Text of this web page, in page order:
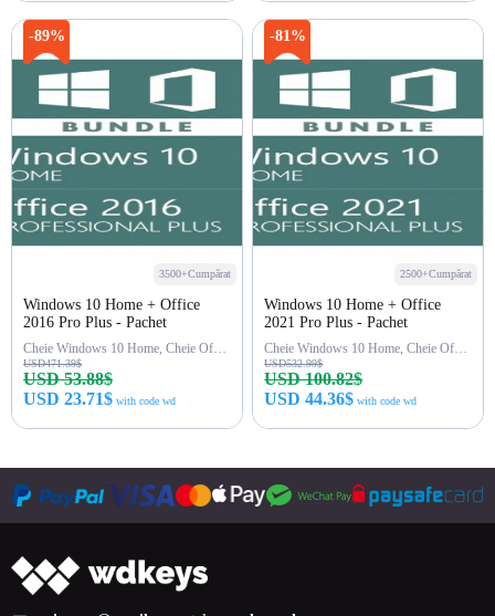
-89%
3500+Cumpărat
Windows 10 Home + Office
2016 Pro Plus - Pachet
Cheie Windows 10 Home, Cheie Office 2016 Pro Plus
USD471.39$
USD 53.88$
USD 23.71$ with code wd
-81%
2500+Cumpărat
Windows 10 Home + Office
2021 Pro Plus - Pachet
Cheie Windows 10 Home, Cheie Office 2021 Pro Plus
USD532.99$
USD 100.82$
USD 44.36$ with code wd